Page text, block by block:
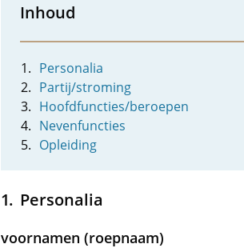
Inhoud
Personalia
Partij/stroming
Hoofdfuncties/beroepen
Nevenfuncties
Opleiding
Personalia
voornamen (roepnaam)